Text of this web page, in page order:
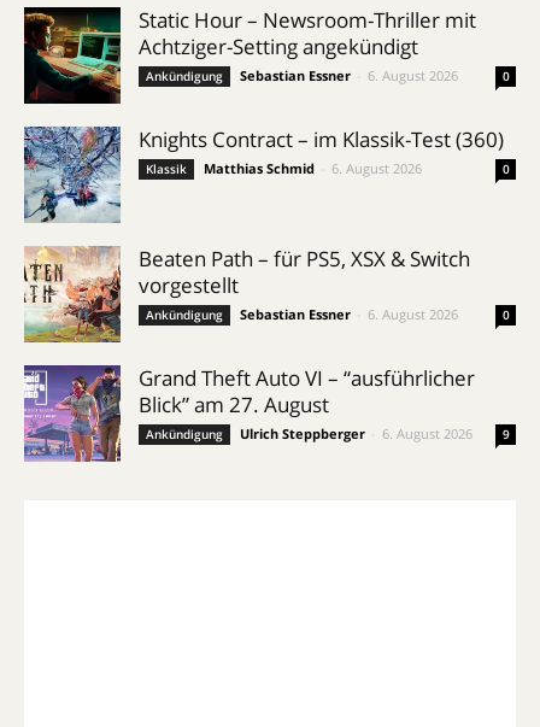
Static Hour – Newsroom-Thriller mit
Achtziger-Setting angekündigt
Ankündigung Sebastian Essner 6. August 2026 0
Knights Contract – im Klassik-Test (360)
Klassik Matthias Schmid 6. August 2026 0
Beaten Path – für PS5, XSX & Switch
vorgestellt
Ankündigung Sebastian Essner 6. August 2026 0
Grand Theft Auto VI – “ausführlicher
Blick” am 27. August
Ankündigung Ulrich Steppberger 6. August 2026 9